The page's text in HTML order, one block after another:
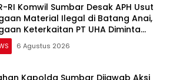
RI Komwil Sumbar Desak APH Usut
Material Ilegal di Batang Anai,
Keterkaitan PT UHA Diminta
Tuntas
6 Agustus 2026
Kapolda Sumbar Dijawab Aksi